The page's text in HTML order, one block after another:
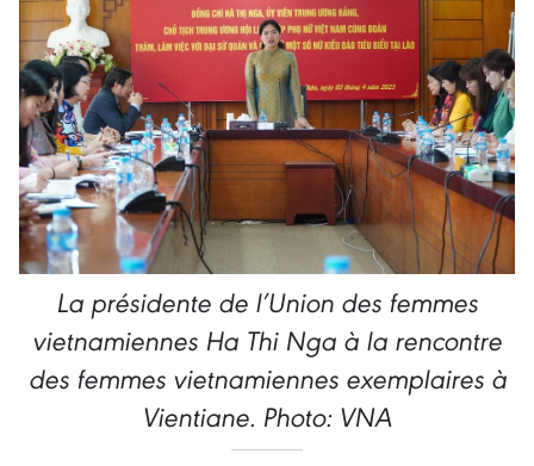
La présidente de l’Union des femmes
vietnamiennes Ha Thi Nga à la rencontre
des femmes vietnamiennes exemplaires à
Vientiane. Photo: VNA